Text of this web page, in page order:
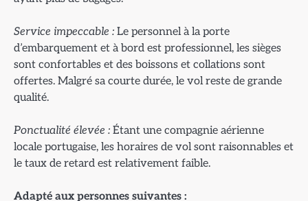
Service impeccable : Le personnel à la porte
d’embarquement et à bord est professionnel, les sièges
sont confortables et des boissons et collations sont
offertes. Malgré sa courte durée, le vol reste de grande
qualité.
Ponctualité élevée : Étant une compagnie aérienne
locale portugaise, les horaires de vol sont raisonnables et
le taux de retard est relativement faible.
Adapté aux personnes suivantes :